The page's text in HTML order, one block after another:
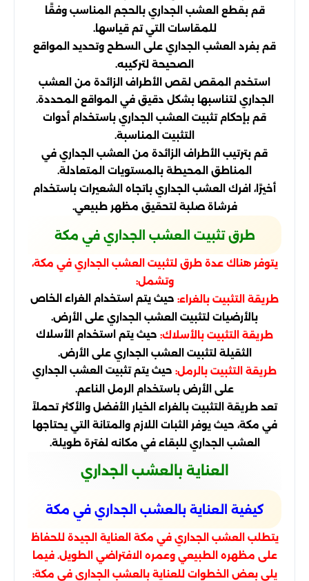
قم بقطع العشب الجداري بالحجم المناسب وفقًا
للمقاسات التي تم قياسها.
قم بفرد العشب الجداري على السطح وتحديد المواقع
الصحيحة لتركيبه.
استخدم المقص لقص الأطراف الزائدة من العشب
الجداري لتناسبها بشكل دقيق في المواقع المحددة.
قم بإحكام تثبيت العشب الجداري باستخدام أدوات
التثبيت المناسبة.
قم بترتيب الأطراف الزائدة من العشب الجداري في
المناطق المحيطة بالمستويات المتعادلة.
أخيرًا، افرك العشب الجداري باتجاه الشعيرات باستخدام
فرشاة صلبة لتحقيق مظهر طبيعي.
طرق تثبيت العشب الجداري في مكة
يتوفر هناك عدة طرق لتثبيت العشب الجداري في مكة،
وتشمل:
طريقة التثبيت بالغراء: حيث يتم استخدام الغراء الخاص
بالأرضيات لتثبيت العشب الجداري على الأرض.
طريقة التثبيت بالأسلاك: حيث يتم استخدام الأسلاك
الثقيلة لتثبيت العشب الجداري على الأرض.
طريقة التثبيت بالرمل: حيث يتم تثبيت العشب الجداري
على الأرض باستخدام الرمل الناعم.
تعد طريقة التثبيت بالغراء الخيار الأفضل والأكثر تحملاً
في مكة، حيث يوفر الثبات اللازم والمتانة التي يحتاجها
العشب الجداري للبقاء في مكانه لفترة طويلة.
العناية بالعشب الجداري
كيفية العناية بالعشب الجداري في مكة
يتطلب العشب الجداري في مكة العناية الجيدة للحفاظ
على مظهره الطبيعي وعمره الافتراضي الطويل. فيما
يلي بعض الخطوات للعناية بالعشب الجداري في مكة: